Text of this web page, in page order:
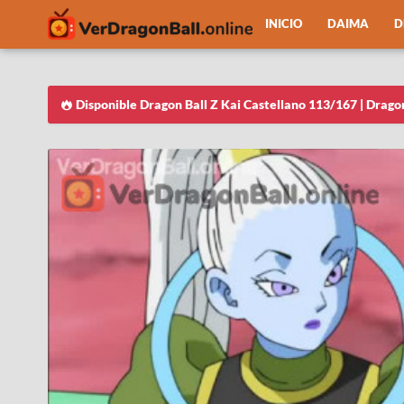
INICIO DAIMA
Disponible Dragon Ball Z Kai Castellano 113/167 |